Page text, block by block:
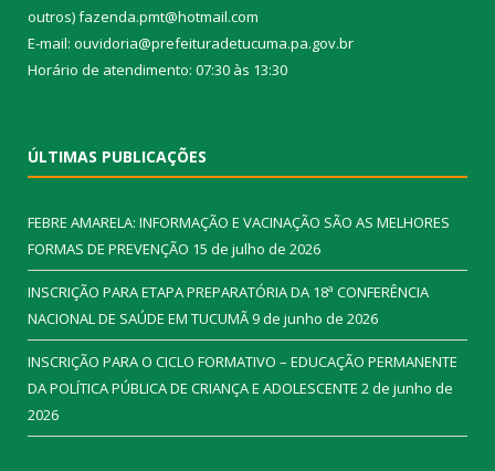
outros) fazenda.pmt@hotmail.com
E-mail: ouvidoria@prefeituradetucuma.pa.gov.br
Horário de atendimento: 07:30 às 13:30
ÚLTIMAS PUBLICAÇÕES
FEBRE AMARELA: INFORMAÇÃO E VACINAÇÃO SÃO AS MELHORES
FORMAS DE PREVENÇÃO 15 de julho de 2026
INSCRIÇÃO PARA ETAPA PREPARATÓRIA DA 18ª CONFERÊNCIA
NACIONAL DE SAÚDE EM TUCUMÃ9 de junho de 2026
INSCRIÇÃO PARA O CICLO FORMATIVO – EDUCAÇÃO PERMANENTE
DA POLÍTICA PÚBLICA DE CRIANÇA E ADOLESCENTE 2 de junho de
2026